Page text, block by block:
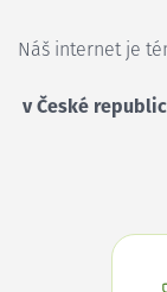
Náš internet je
v České